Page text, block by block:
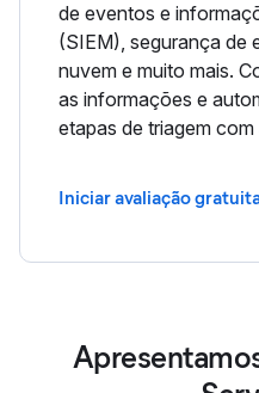
de eventos e
(SIEM), segurança de
nuvem e muito mais.
as informações e
etapas de triagem com
Iniciar avaliação